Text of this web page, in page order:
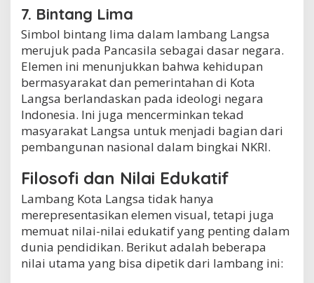
7. Bintang Lima
Simbol bintang lima dalam lambang Langsa
merujuk pada Pancasila sebagai dasar negara.
Elemen ini menunjukkan bahwa kehidupan
bermasyarakat dan pemerintahan di Kota
Langsa berlandaskan pada ideologi negara
Indonesia. Ini juga mencerminkan tekad
masyarakat Langsa untuk menjadi bagian dari
pembangunan nasional dalam bingkai NKRI.
Filosofi dan Nilai Edukatif
Lambang Kota Langsa tidak hanya
merepresentasikan elemen visual, tetapi juga
memuat nilai-nilai edukatif yang penting dalam
dunia pendidikan. Berikut adalah beberapa
nilai utama yang bisa dipetik dari lambang ini: